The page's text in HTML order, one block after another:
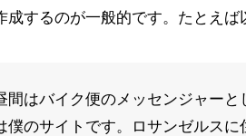
するのが一般的です。たとえば
間はバイク便のメッセンジャー
僕のサイトです。ロサンゼルス